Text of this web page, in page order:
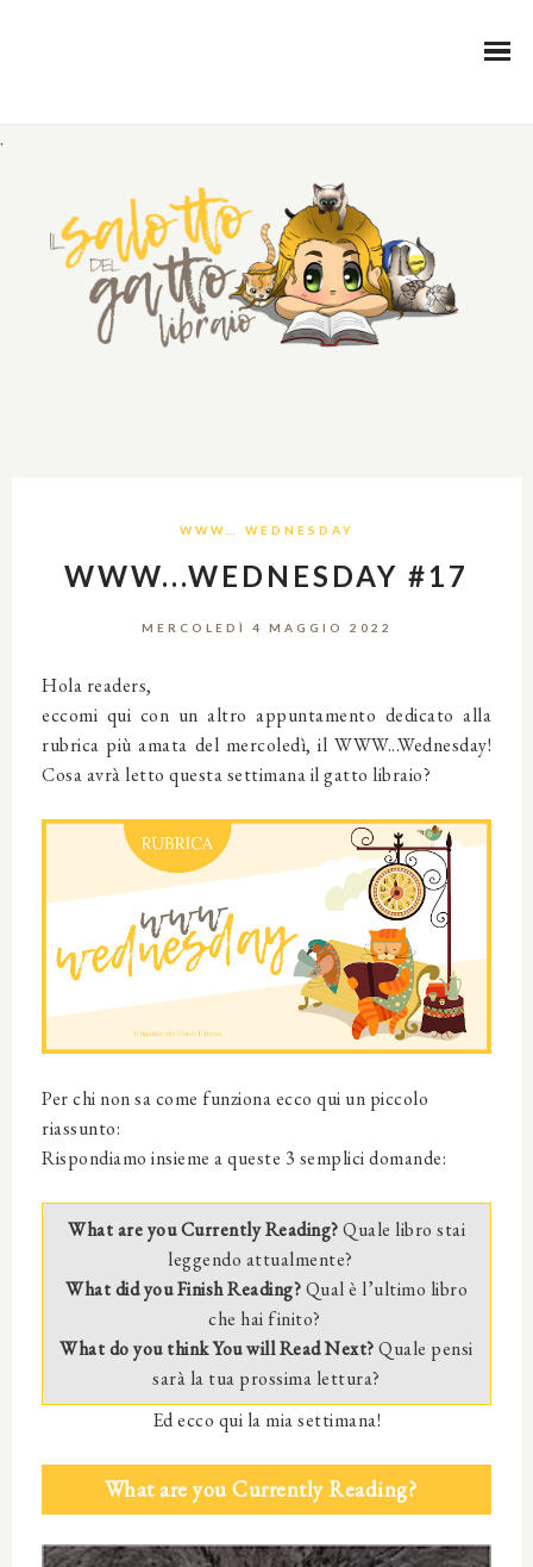
.
WWW… WEDNESDAY
WWW...WEDNESDAY #17
MERCOLEDÌ 4 MAGGIO 2022
Hola readers,
eccomi qui con un altro appuntamento dedicato alla
rubrica più amata del mercoledì, il WWW...Wednesday!
Cosa avrà letto questa settimana il gatto libraio?
Per chi non sa come funziona ecco qui un piccolo
riassunto:
Rispondiamo insieme a queste 3 semplici domande:
What are you Currently Reading?Quale libro stai
leggendo attualmente?
What did you Finish Reading?Qual è l’ultimo libro
che hai finito?
What do you think You will Read Next?Quale pensi
sarà la tua prossima lettura?
Ed ecco qui la mia settimana!
What are you Currently Reading?